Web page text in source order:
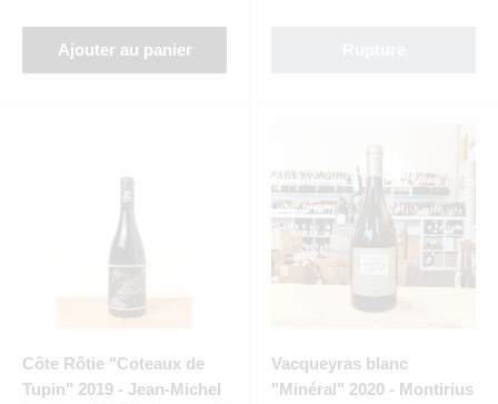
Ajouter au panier
Côte Rôtie "Coteaux de
Tupin" 2019 - Jean-Michel
Vacqueyras blanc
"Minéral" 2020 - Montirius